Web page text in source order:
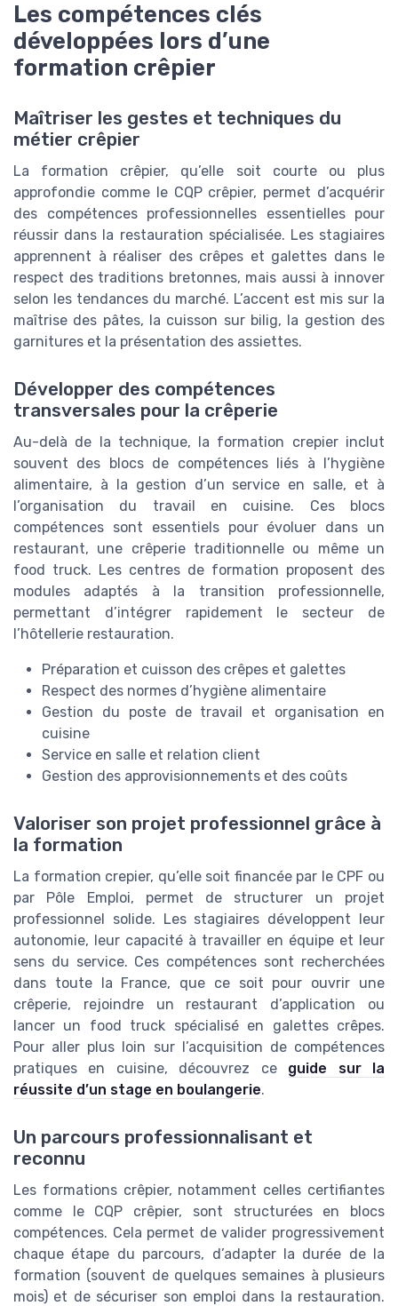
Les compétences clés
développées lors d’une
formation crêpier
Maîtriser les gestes et techniques du
métier crêpier
La formation crêpier, qu’elle soit courte ou plus
approfondie comme le CQP crêpier, permet d’acquérir
des compétences professionnelles essentielles pour
réussir dans la restauration spécialisée. Les stagiaires
apprennent à réaliser des crêpes et galettes dans le
respect des traditions bretonnes, mais aussi à innover
selon les tendances du marché. L’accent est mis sur la
maîtrise des pâtes, la cuisson sur bilig, la gestion des
garnitures et la présentation des assiettes.
Développer des compétences
transversales pour la crêperie
Au-delà de la technique, la formation crepier inclut
souvent des blocs de compétences liés à l’hygiène
alimentaire, à la gestion d’un service en salle, et à
l’organisation du travail en cuisine. Ces blocs
compétences sont essentiels pour évoluer dans un
restaurant, une crêperie traditionnelle ou même un
food truck. Les centres de formation proposent des
modules adaptés à la transition professionnelle,
permettant d’intégrer rapidement le secteur de
l’hôtellerie restauration.
Préparation et cuisson des crêpes et galettes
Respect des normes d’hygiène alimentaire
Gestion du poste de travail et organisation en
cuisine
Service en salle et relation client
Gestion des approvisionnements et des coûts
Valoriser son projet professionnel grâce à
la formation
La formation crepier, qu’elle soit financée par le CPF ou
par Pôle Emploi, permet de structurer un projet
professionnel solide. Les stagiaires développent leur
autonomie, leur capacité à travailler en équipe et leur
sens du service. Ces compétences sont recherchées
dans toute la France, que ce soit pour ouvrir une
crêperie, rejoindre un restaurant d’application ou
lancer un food truck spécialisé en galettes crêpes.
Pour aller plus loin sur l’acquisition de compétences
pratiques en cuisine, découvrez ce guide sur la
réussite d’un stage en boulangerie.
Un parcours professionnalisant et
reconnu
Les formations crêpier, notamment celles certifiantes
comme le CQP crêpier, sont structurées en blocs
compétences. Cela permet de valider progressivement
chaque étape du parcours, d’adapter la durée de la
formation (souvent de quelques semaines à plusieurs
mois) et de sécuriser son emploi dans la restauration.